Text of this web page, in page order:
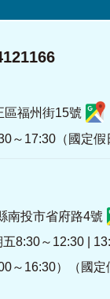
區福州街15號
～17:30（國定假
南投市省府路4號
8:30～12:30 |
～16:30）（國定